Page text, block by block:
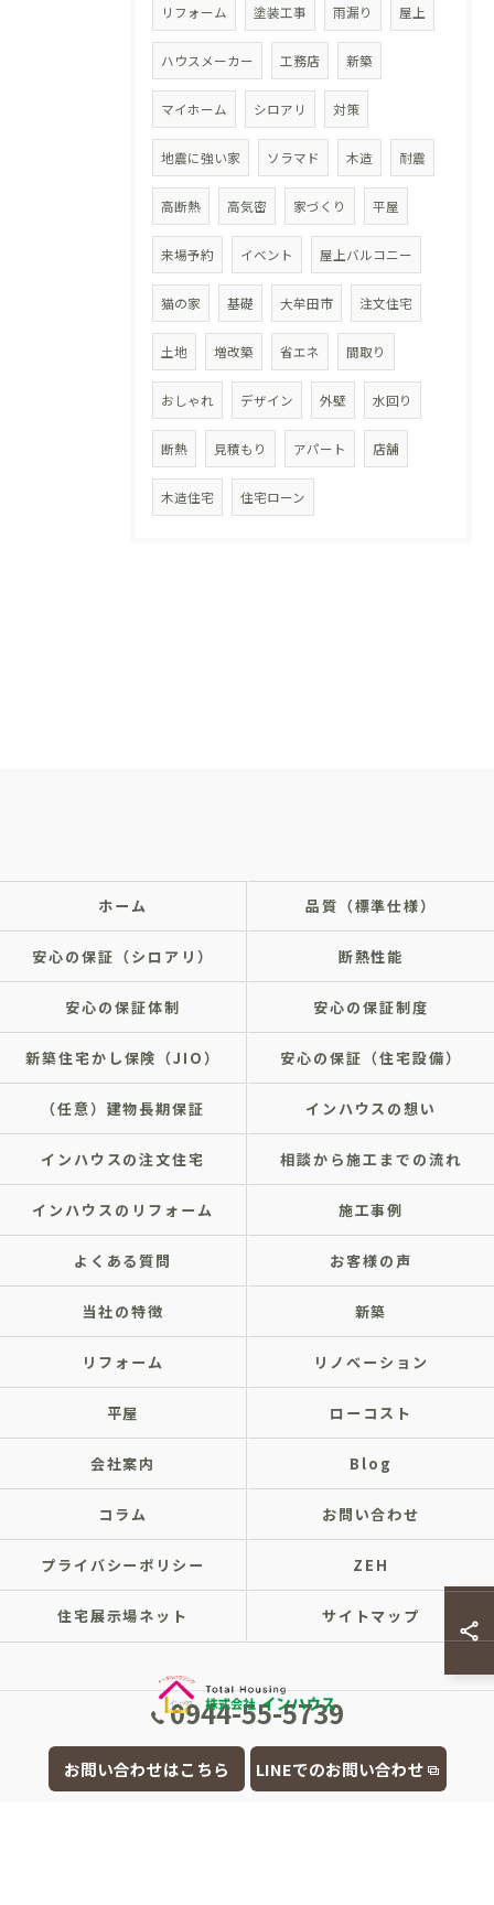
リフォーム 塗装工事 雨漏り 屋上
ハウスメーカー 工務店 新築
マイホーム シロアリ 対策
地震に強い家 ソラマド 木造 耐震
高断熱 高気密 家づくり 平屋
来場予約 イベント 屋上バルコニー
猫の家 基礎 大牟田市 注文住宅
土地 増改築 省エネ 間取り
おしゃれ デザイン 外壁 水回り
断熱 見積もり アパート 店舗
木造住宅 住宅ローン
0944-55-5739
お問い合わせはこちら LINEでのお問い合わせ
ホーム 品質（標準仕様）
安心の保証（シロアリ） 断熱性能
安心の保証体制 安心の保証制度
新築住宅かし保険（JIO） 安心の保証（住宅設備）
（任意）建物長期保証 インハウスの想い
インハウスの注文住宅 相談から施工までの流れ
インハウスのリフォーム 施工事例
よくある質問 お客様の声
当社の特徴 新築
リフォーム リノベーション
平屋 ローコスト
会社案内 Blog
コラム お問い合わせ
プライバシーポリシー ZEH
住宅展示場ネット サイトマップ
© 2026 福岡県大牟田市の注文住宅なら株式会社インハウス ALL RIGHTS
RESERVED.